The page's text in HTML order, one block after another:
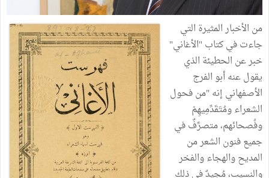
من الأخبار المثيرة التي
جاءت في كتاب "الأغاني"
خبر عن الحطيئة الذي
يقول عنه أبو الفرج
الأصفهاني إنه "من فحول
الشعراء ومُتَقَدِّمِيهِمْ
وفُصحائهم، متصرِّفٌ في
جميع فنون الشعر من
المديح والهجاء والفخر